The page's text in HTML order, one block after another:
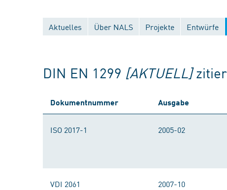
Aktuelles Über NALS Projekte Entwürfe
DIN EN 1299 [AKTUELL]
Dokumentnummer Ausgabe
ISO 2017-1 2005-02
VDI 2061 2007-10